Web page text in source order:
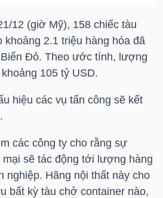
12 (giờ Mỹ), 158 chiếc tàu
khoảng 2.1 triệu hàng hóa đã
Đỏ. Theo ước tính, lượng
105 tỷ USD.
hiệu các vụ tấn công sẽ kết
các công ty cho rằng sự
sẽ tác động tới lượng hàng
nghiệp. Hãng nội thất này cho
bất kỳ tàu chở container nào,